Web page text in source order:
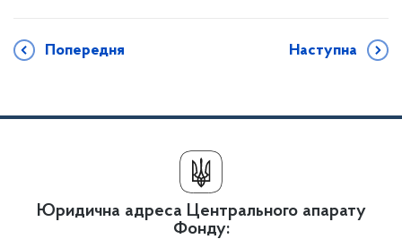
Попередня Наступна
Юридична адреса Центрального апарату
Фонду: